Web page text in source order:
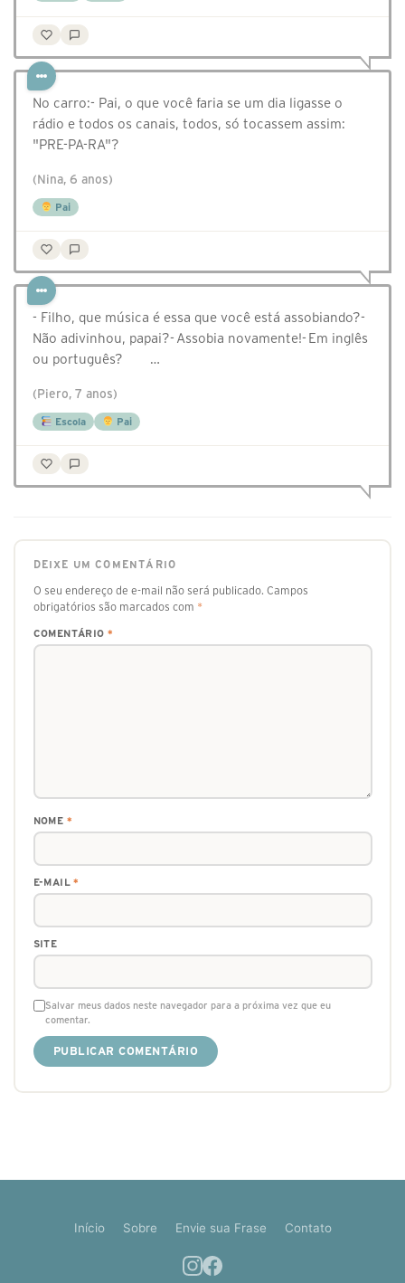
No carro:- Pai, o que você faria se um dia ligasse o
rádio e todos os canais, todos, só tocassem assim:
"PRE-PA-RA"?
(Nina, 6 anos)
Pai
- Filho, que música é essa que você está assobiando?-
Não adivinhou, papai?- Assobia novamente!- Em inglês
ou português? …
(Piero, 7 anos)
Escola Pai
DEIXE UM COMENTÁRIO
O seu endereço de e-mail não será publicado. Campos
obrigatórios são marcados com *
COMENTÁRIO *
NOME *
E-MAIL*
SITE
Salvar meus dados neste navegador para a próxima vez que eu
comentar.
Início Sobre Envie sua Frase Contato